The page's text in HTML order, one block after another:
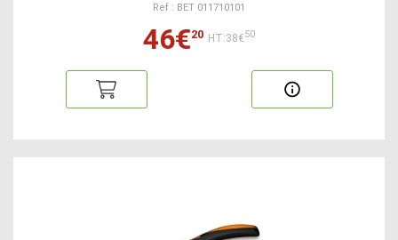
Ref : BET 011710101
46€20 HT:38€50